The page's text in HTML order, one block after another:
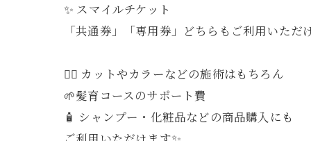
✨ スマイルチケット
「共通券」「専用券」どちらもご利用いただ
💇‍♀️ カットやカラーなどの施術はもちろん
🌱髪育コースのサポート費
🧴 シャンプー・化粧品などの商品購入にも